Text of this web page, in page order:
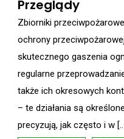
Przeglądy
Zbiorniki
ochrony
skutecznego gaszenia
regularne
także ich okresowych
– te działania są
precyzują, jak często i w